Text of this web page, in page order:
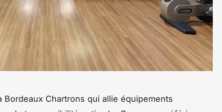
Chartrons qui allie équipements